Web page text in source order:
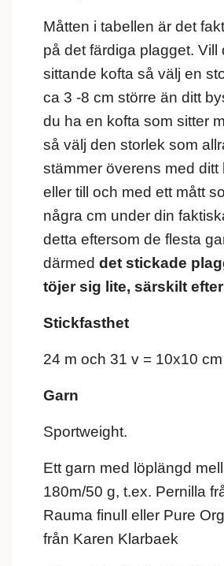
Måtten i tabellen är det
på det färdiga plagget. Vill
sittande kofta så välj en
ca 3 -8 cm större än ditt
du ha en kofta som sitter
så välj den storlek som
stämmer överens med ditt
eller till och med ett mått
några cm under din
detta eftersom de flesta
därmed det stickade
töjer sig lite, särskilt
Stickfasthet
24 m och 31 v = 10x10 cm
Garn
Sportweight.
Ett garn med löplängd
180m/50 g, t.ex. Pernilla
Rauma finull eller Pure
från Karen Klarbaek